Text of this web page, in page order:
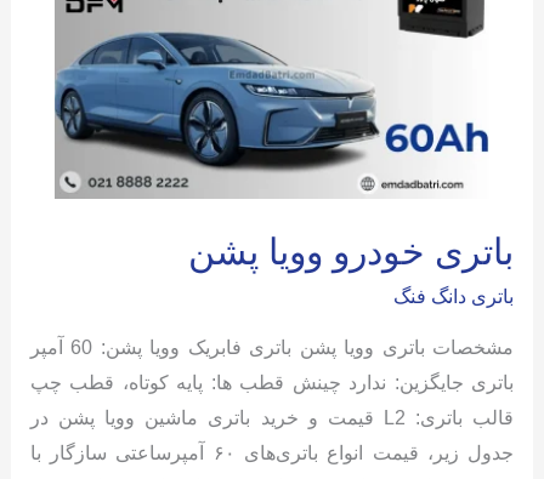
باتری خودرو وویا پشن
باتری دانگ فنگ
مشخصات باتری وویا پشن باتری فابریک وویا پشن: 60 آمپر
باتری جایگزین: ندارد چینش قطب ها: پایه کوتاه، قطب چپ
قالب باتری: L2 قیمت و خرید باتری ماشین وویا پشن در
جدول زیر، قیمت انواع باتری‌های ۶۰ آمپرساعتی سازگار با